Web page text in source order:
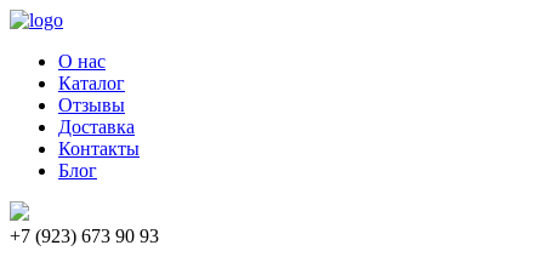
О нас
Каталог
Отзывы
Доставка
Контакты
Блог
+7 (923) 673 90 93